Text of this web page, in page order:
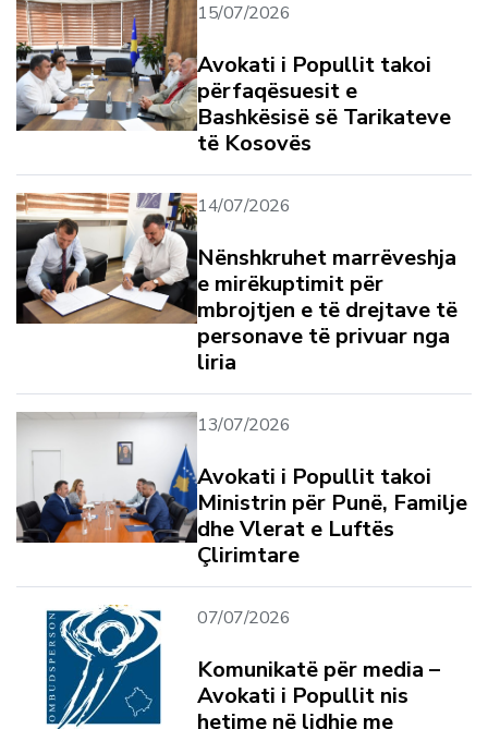
15/07/2026
Avokati i Popullit takoi
përfaqësuesit e
Bashkësisë së Tarikateve
të Kosovës
14/07/2026
Nënshkruhet marrëveshja
e mirëkuptimit për
mbrojtjen e të drejtave të
personave të privuar nga
liria
13/07/2026
Avokati i Popullit takoi
Ministrin për Punë, Familje
dhe Vlerat e Luftës
Çlirimtare
07/07/2026
Komunikatë për media –
Avokati i Popullit nis
hetime në lidhje me